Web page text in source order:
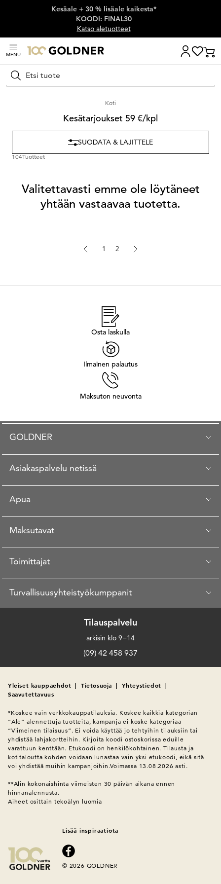
Ohita siirtymä, siirry pääsisältöön
Kesäale + 30 % lisäale kaikesta*
KOODI: FINAL30
Katso aletuotteet
MENU
Hae
Koti
Kesätarjoukset 59 €/kpl
104Tuotteet
SUODATA & LAJITTELE
Valitettavasti emme ole löytäneet
yhtään vastaavaa tuotetta.
1 2
Osta laskulla
Ilmainen palautus
Maksuton neuvonta
GOLDNER
Asiakaspalvelu netissä
Apua
Maksutavat
Toimittajat
Turvallisuusyhteistyökumppanit
Tilauspalvelu
arkisin klo 9−14
(09) 42 458 937
Yleiset kauppaehdot | Tietosuoja | Yhteystiedot |
Saavutettavuus
*Koskee vain verkkokauppatilauksia. Koskee kaikkia kategorian
”Ale” alennettuja tuotteita, kampanja ei koske kategoriaa
”Viimeinen tilaisuus”. Ei voida käyttää jo tehtyihin tilauksiin tai
yhdistää lahjakortteihin. Kirjoita koodi ostoskorissa eduille
varattuun kenttään. Etukoodi on henkilökohtainen. Tilausta ja
kotitaloutta kohden voidaan lunastaa vain yksi etukoodi, eikä sitä
voi yhdistää muihin kampanjoihin.Voimassa 13.08.2026 asti.
**Alin kokonaishinta viimeisten 30 päivän aikana ennen
hinnanalennusta.
Aiheet osittain tekoälyn luomia
Lisää inspiraatiota
© 2026 GOLDNER